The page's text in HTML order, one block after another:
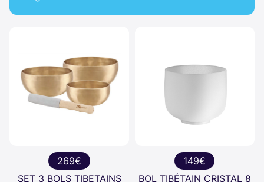
269€
SET 3 BOLS TIBETAINS
149€
BOL TIBÉTAIN CRISTAL 8